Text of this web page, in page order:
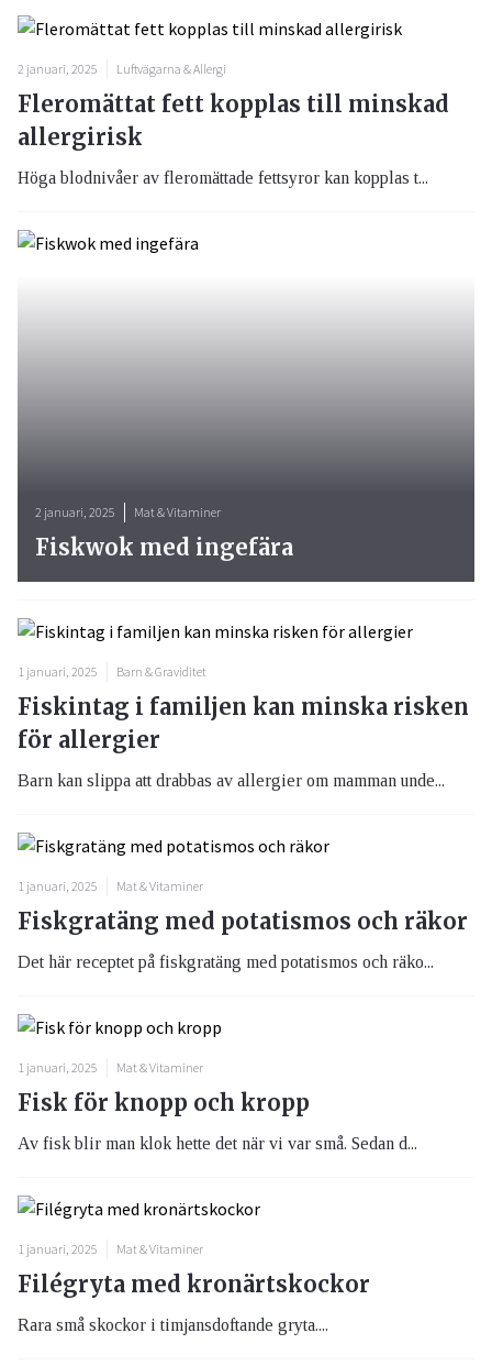
2 januari, 2025 Luftvägarna & Allergi
Fleromättat fett kopplas till minskad
allergirisk
Höga blodnivåer av fleromättade fettsyror kan kopplas t...
2 januari, 2025 Mat & Vitaminer
Fiskwok med ingefära
1 januari, 2025 Barn & Graviditet
Fiskintag i familjen kan minska risken
för allergier
Barn kan slippa att drabbas av allergier om mamman unde...
1 januari, 2025 Mat & Vitaminer
Fiskgratäng med potatismos och räkor
Det här receptet på fiskgratäng med potatismos och räko...
1 januari, 2025 Mat & Vitaminer
Fisk för knopp och kropp
Av fisk blir man klok hette det när vi var små. Sedan d...
1 januari, 2025 Mat & Vitaminer
Filégryta med kronärtskockor
Rara små skockor i timjansdoftande gryta....